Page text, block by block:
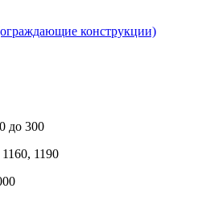
конструкции)
до 300
1190